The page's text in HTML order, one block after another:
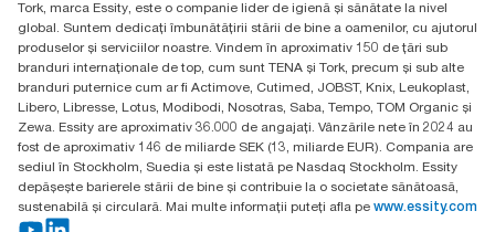
Budakeszi út 51.
Tork, marca Essity, este o companie lider de igienă și sănătate la nivel
global. Suntem dedicați îmbunătățirii stării de bine a oamenilor, cu ajutorul
produselor și serviciilor noastre. Vindem în aproximativ 150 de țări sub
branduri internaționale de top, cum sunt TENA și Tork, precum și sub alte
branduri puternice cum ar fi Actimove, Cutimed, JOBST, Knix, Leukoplast,
Libero, Libresse, Lotus, Modibodi, Nosotras, Saba, Tempo, TOM Organic și
Zewa. Essity are aproximativ 36.000 de angajați. Vânzările nete în 2024 au
fost de aproximativ 146 de miliarde SEK (13, miliarde EUR). Compania are
sediul în Stockholm, Suedia și este listată pe Nasdaq Stockholm. Essity
depășește barierele stării de bine și contribuie la o societate sănătoasă,
sustenabilă și circulară. Mai multe informații puteți afla pe www.essity.com